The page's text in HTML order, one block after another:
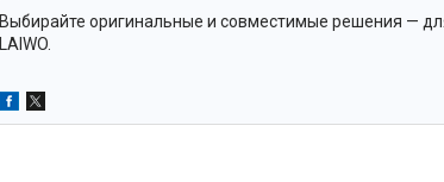
Выбирайте оригинальные и совместимые решения —
LAIWO.